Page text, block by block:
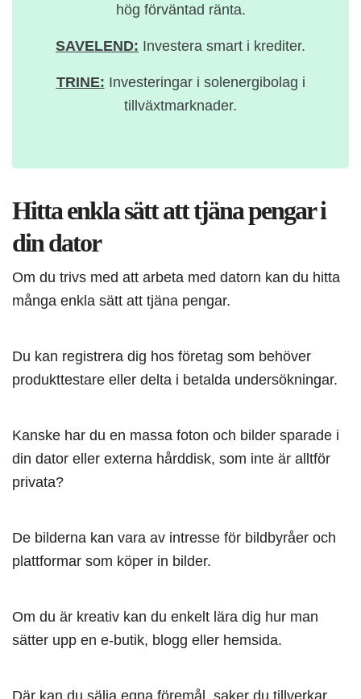
hög förväntad ränta.
SAVELEND: Investera smart i krediter.
TRINE: Investeringar i solenergibolag i
tillväxtmarknader.
Hitta enkla sätt att tjäna pengar i
din dator
Om du trivs med att arbeta med datorn kan du hitta
många enkla sätt att tjäna pengar.
Du kan registrera dig hos företag som behöver
produkttestare eller delta i betalda undersökningar.
Kanske har du en massa foton och bilder sparade i
din dator eller externa hårddisk, som inte är alltför
privata?
De bilderna kan vara av intresse för bildbyråer och
plattformar som köper in bilder.
Om du är kreativ kan du enkelt lära dig hur man
sätter upp en e-butik, blogg eller hemsida.